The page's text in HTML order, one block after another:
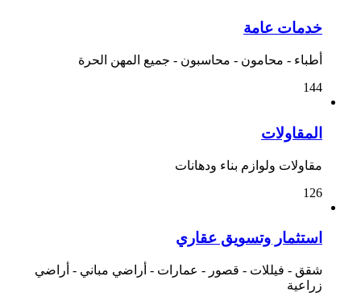
خدمات عامة
أطباء - محامون - محاسبون - جميع المهن الحرة
144
المقاولات
مقاولات ولوازم بناء ودهانات
126
استثمار وتسويق عقاري
شقق - فيللات - قصور - عمارات - أراضي مباني - أراضي
زراعية